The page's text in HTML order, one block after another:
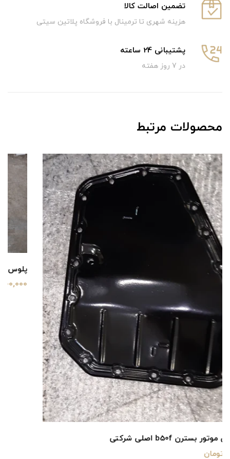
تضمین اصالت کالا
هزینه شهری تا ترمینال با فروشگاه پلاتین سیتی
پشتیبانی 24 ساعته
در 7 روز هفته
محصولات مرتبط
پلوس چپ بسترن b50f اصلی شرکتی
3,300,000 تومان